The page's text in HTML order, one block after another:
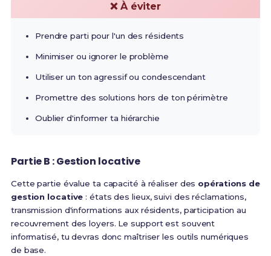
❌ À éviter
Prendre parti pour l'un des résidents
Minimiser ou ignorer le problème
Utiliser un ton agressif ou condescendant
Promettre des solutions hors de ton périmètre
Oublier d'informer ta hiérarchie
Partie B : Gestion locative
Cette partie évalue ta capacité à réaliser des opérations de
gestion locative : états des lieux, suivi des réclamations,
transmission d'informations aux résidents, participation au
recouvrement des loyers. Le support est souvent
informatisé, tu devras donc maîtriser les outils numériques
de base.